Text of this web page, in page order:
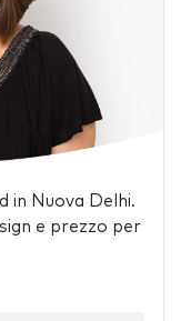
in Nuova Delhi.
e prezzo per